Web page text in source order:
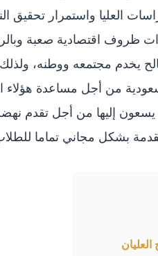
العليا واستمرار تحقيق
ظروف اقتصادية صعبة
يخدم مجتمعه ووطنه،
من أجل مساعدة هؤلاء
يسعون إليها من أجل تقدم
بشكل مجاني تماما